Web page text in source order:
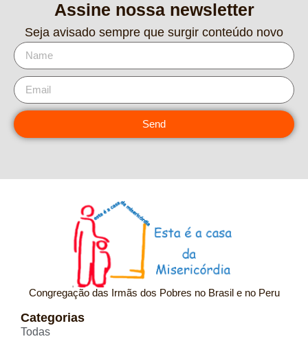
Assine nossa newsletter
Seja avisado sempre que surgir conteúdo novo
Send
Congregação das Irmãs dos Pobres no Brasil e no Peru
Categorias
Todas